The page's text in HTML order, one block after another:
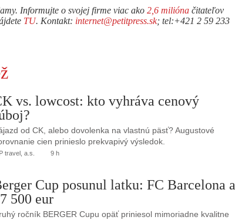
Informujte o svojej firme viac ako 2,6 milióna čitateľov
TU. Kontakt: internet@petitpress.sk; tel:+421 2 59 233
vs. lowcost: kto vyhráva cenový
od CK, alebo dovolenka na vlastnú päsť? Augustové
cien prinieslo prekvapivý výsledok.
travel, a.s. 9 h
Cup posunul latku: FC Barcelona a
500 eur
ročník BERGER Cupu opäť priniesol mimoriadne kvalitne